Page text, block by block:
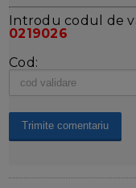
Introdu codul de
0219026
Cod: